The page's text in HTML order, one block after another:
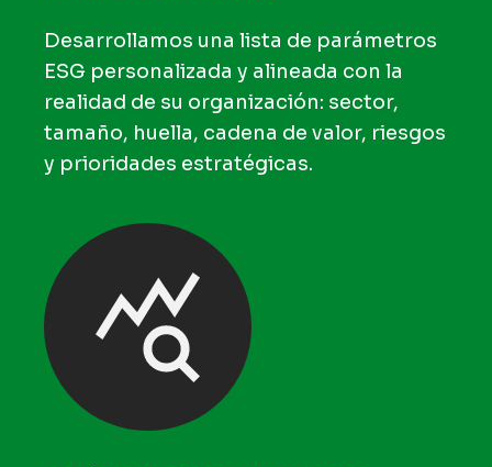
Desarrollamos una lista de parámetros
ESG personalizada y alineada con la
realidad de su organización: sector,
tamaño, huella, cadena de valor, riesgos
y prioridades estratégicas.